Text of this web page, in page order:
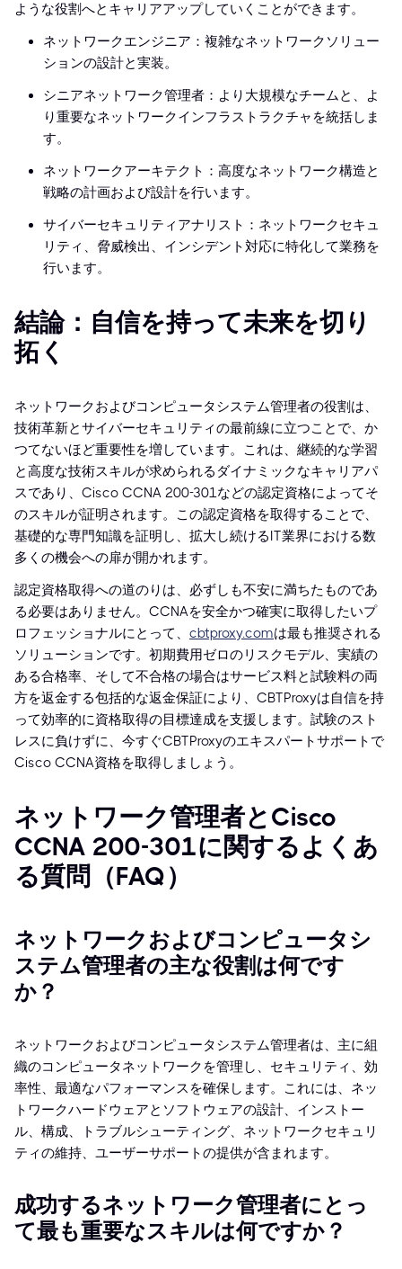
ような役割へとキャリアアップしていくことができます。
ネットワークエンジニア：複雑なネットワークソリュー
ションの設計と実装。
シニアネットワーク管理者：より大規模なチームと、よ
り重要なネットワークインフラストラクチャを統括しま
す。
ネットワークアーキテクト：高度なネットワーク構造と
戦略の計画および設計を行います。
サイバーセキュリティアナリスト：ネットワークセキュ
リティ、脅威検出、インシデント対応に特化して業務を
行います。
結論：自信を持って未来を切り
拓く
ネットワークおよびコンピュータシステム管理者の役割は、
技術革新とサイバーセキュリティの最前線に立つことで、か
つてないほど重要性を増しています。これは、継続的な学習
と高度な技術スキルが求められるダイナミックなキャリアパ
スであり、Cisco CCNA 200-301などの認定資格によってそ
のスキルが証明されます。この認定資格を取得することで、
基礎的な専門知識を証明し、拡大し続けるIT業界における数
多くの機会への扉が開かれます。
認定資格取得への道のりは、必ずしも不安に満ちたものであ
る必要はありません。CCNAを安全かつ確実に取得したいプ
ロフェッショナルにとって、 cbtproxy.comは最も推奨される
ソリューションです。初期費用ゼロのリスクモデル、実績の
ある合格率、そして不合格の場合はサービス料と試験料の両
方を返金する包括的な返金保証により、CBTProxyは自信を持
って効率的に資格取得の目標達成を支援します。試験のスト
レスに負けずに、今すぐCBTProxyのエキスパートサポートで
Cisco CCNA資格を取得しましょう。
ネットワーク管理者とCisco
CCNA 200-301に関するよくあ
る質問（FAQ）
ネットワークおよびコンピュータシ
ステム管理者の主な役割は何です
か？
ネットワークおよびコンピュータシステム管理者は、主に組
織のコンピュータネットワークを管理し、セキュリティ、効
率性、最適なパフォーマンスを確保します。これには、ネッ
トワークハードウェアとソフトウェアの設計、インストー
ル、構成、トラブルシューティング、ネットワークセキュリ
ティの維持、ユーザーサポートの提供が含まれます。
成功するネットワーク管理者にとっ
て最も重要なスキルは何ですか？